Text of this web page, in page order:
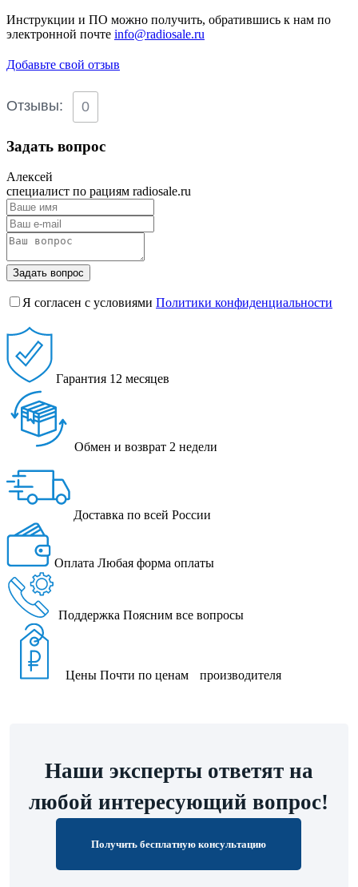
Инструкции и ПО можно получить, обратившись к нам по
электронной почте info@radiosale.ru
Добавьте свой отзыв
Отзывы: 0
Задать вопрос
Алексей
специалист по рациям radiosale.ru
Задать вопрос
Я согласен с условиями Политики конфиденциальности
Гарантия 12 месяцев
Обмен и возврат 2 недели
Доставка по всей России
Оплата Любая форма оплаты
Поддержка Поясним все вопросы
Цены Почти по ценам производителя
Наши эксперты ответят на
любой интересующий вопрос!
Получить бесплатную консультацию